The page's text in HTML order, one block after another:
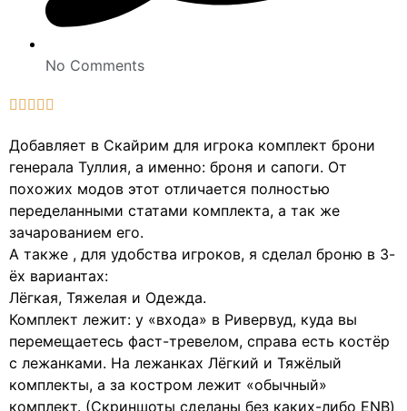
No Comments
    
Добавляет в Скайрим для игрока комплект брони
генерала Туллия, а именно: броня и сапоги. От
похожих модов этот отличается полностью
переделанными статами комплекта, а так же
зачарованием его.
А также , для удобства игроков, я сделал броню в 3-
ёх вариантах:
Лёгкая, Тяжелая и Одежда.
Комплект лежит: у «входа» в Ривервуд, куда вы
перемещаетесь фаст-тревелом, справа есть костёр
с лежанками. На лежанках Лёгкий и Тяжёлый
комплекты, а за костром лежит «обычный»
комплект. (Скриншоты сделаны без каких-либо ENB)